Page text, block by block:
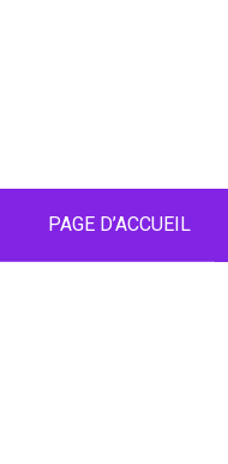
PAGE D’ACCUEIL